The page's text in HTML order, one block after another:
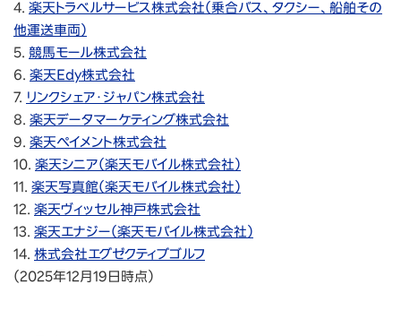
4. 楽天トラベルサービス株式会社（乗合バス、タクシー、船舶その
他運送車両）
5. 競馬モール株式会社
6. 楽天Edy株式会社
7. リンクシェア・ジャパン株式会社
8. 楽天データマーケティング株式会社
9. 楽天ペイメント株式会社
10. 楽天シニア（楽天モバイル株式会社）
11. 楽天写真館（楽天モバイル株式会社）
12. 楽天ヴィッセル神戸株式会社
13. 楽天エナジー（楽天モバイル株式会社）
14. 株式会社エグゼクティブゴルフ
（2025年12月19日時点）